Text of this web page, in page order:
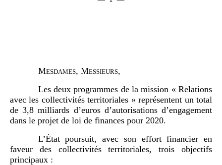
Mesdames, Messieurs,
Les deux programmes de la mission « Relations
avec les collectivités territoriales » représentent un total
de 3,8 milliards d’euros d’autorisations d’engagement
dans le projet de loi de finances pour 2020.
L’État poursuit, avec son effort financier en
faveur des collectivités territoriales, trois objectifs
principaux :